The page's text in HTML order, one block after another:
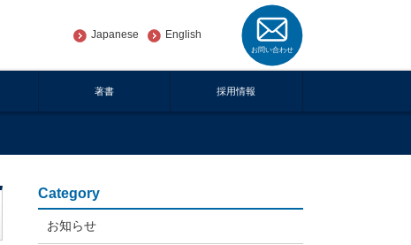
Japanese English
著書 採用情報
Category
お知らせ